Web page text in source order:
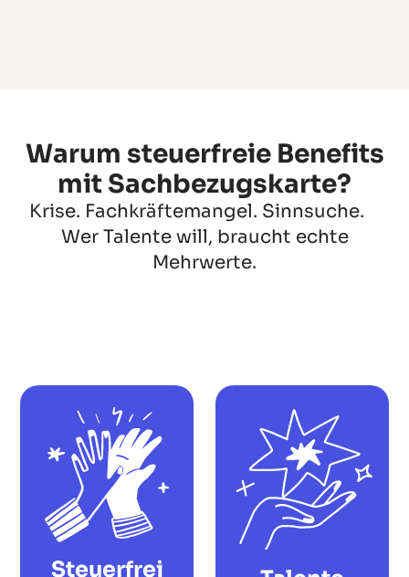
Warum steuerfreie Benefits
mit Sachbezugskarte?
Krise. Fachkräftemangel. Sinnsuche.
Wer Talente will, braucht echte
Mehrwerte.
Steuerfrei